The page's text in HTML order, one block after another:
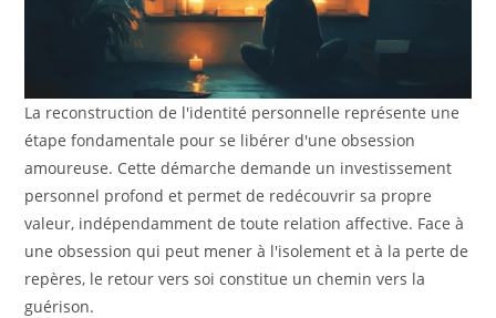
La reconstruction de l'identité personnelle représente une
étape fondamentale pour se libérer d'une obsession
amoureuse. Cette démarche demande un investissement
personnel profond et permet de redécouvrir sa propre
valeur, indépendamment de toute relation affective. Face à
une obsession qui peut mener à l'isolement et à la perte de
repères, le retour vers soi constitue un chemin vers la
guérison.